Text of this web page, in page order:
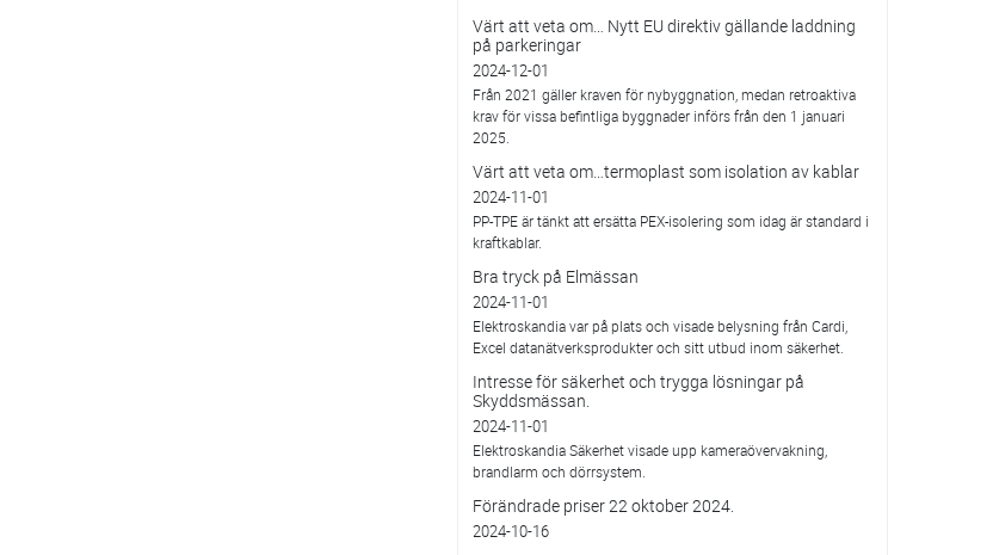
Värt att veta om… Nytt EU direktiv gällande laddning
på parkeringar
2024-12-01
Från 2021 gäller kraven för nybyggnation, medan retroaktiva
krav för vissa befintliga byggnader införs från den 1 januari
2025.
Värt att veta om…termoplast som isolation av kablar
2024-11-01
PP-TPE är tänkt att ersätta PEX-isolering som idag är standard i
kraftkablar.
Bra tryck på Elmässan
2024-11-01
Elektroskandia var på plats och visade belysning från Cardi,
Excel datanätverksprodukter och sitt utbud inom säkerhet.
Intresse för säkerhet och trygga lösningar på
Skyddsmässan.
2024-11-01
Elektroskandia Säkerhet visade upp kameraövervakning,
brandlarm och dörrsystem.
Förändrade priser 22 oktober 2024.
2024-10-16